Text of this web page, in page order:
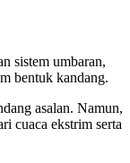
sistem umbaran,
bentuk kandang.
asalan. Namun,
cuaca ekstrim serta